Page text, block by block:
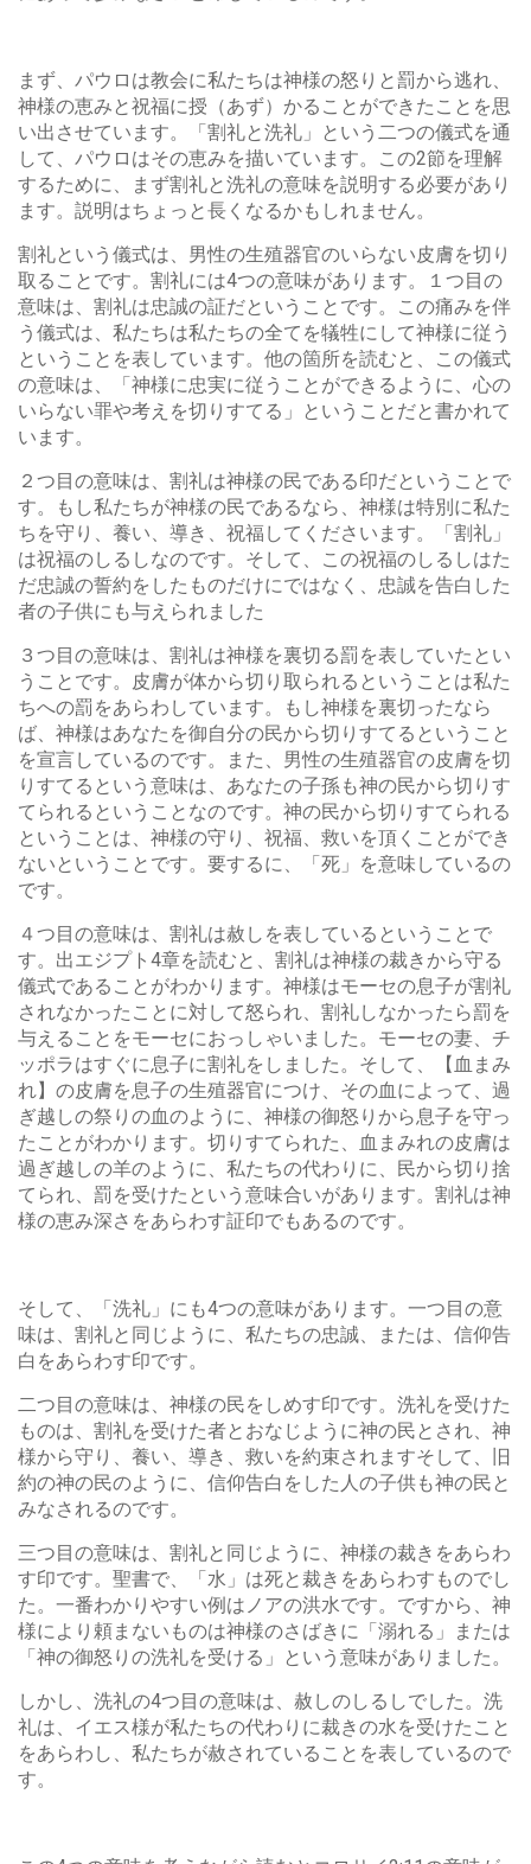
まず、パウロは教会に私たちは神様の怒りと罰から逃れ、
神様の恵みと祝福に授（あず）かることができたことを思
い出させています。「割礼と洗礼」という二つの儀式を通
して、パウロはその恵みを描いています。この2節を理解
するために、まず割礼と洗礼の意味を説明する必要があり
ます。説明はちょっと長くなるかもしれません。
割礼という儀式は、男性の生殖器官のいらない皮膚を切り
取ることです。割礼には4つの意味があります。１つ目の
意味は、割礼は忠誠の証だということです。この痛みを伴
う儀式は、私たちは私たちの全てを犠牲にして神様に従う
ということを表しています。他の箇所を読むと、この儀式
の意味は、「神様に忠実に従うことができるように、心の
いらない罪や考えを切りすてる」ということだと書かれて
います。
２つ目の意味は、割礼は神様の民である印だということで
す。もし私たちが神様の民であるなら、神様は特別に私た
ちを守り、養い、導き、祝福してくださいます。「割礼」
は祝福のしるしなのです。そして、この祝福のしるしはた
だ忠誠の誓約をしたものだけにではなく、忠誠を告白した
者の子供にも与えられました
３つ目の意味は、割礼は神様を裏切る罰を表していたとい
うことです。皮膚が体から切り取られるということは私た
ちへの罰をあらわしています。もし神様を裏切ったなら
ば、神様はあなたを御自分の民から切りすてるということ
を宣言しているのです。また、男性の生殖器官の皮膚を切
りすてるという意味は、あなたの子孫も神の民から切りす
てられるということなのです。神の民から切りすてられる
ということは、神様の守り、祝福、救いを頂くことができ
ないということです。要するに、「死」を意味しているの
です。
４つ目の意味は、割礼は赦しを表しているということで
す。出エジプト4章を読むと、割礼は神様の裁きから守る
儀式であることがわかります。神様はモーセの息子が割礼
されなかったことに対して怒られ、割礼しなかったら罰を
与えることをモーセにおっしゃいました。モーセの妻、チ
ッポラはすぐに息子に割礼をしました。そして、【血まみ
れ】の皮膚を息子の生殖器官につけ、その血によって、過
ぎ越しの祭りの血のように、神様の御怒りから息子を守っ
たことがわかります。切りすてられた、血まみれの皮膚は
過ぎ越しの羊のように、私たちの代わりに、民から切り捨
てられ、罰を受けたという意味合いがあります。割礼は神
様の恵み深さをあらわす証印でもあるのです。
そして、「洗礼」にも4つの意味があります。一つ目の意
味は、割礼と同じように、私たちの忠誠、または、信仰告
白をあらわす印です。
二つ目の意味は、神様の民をしめす印です。洗礼を受けた
ものは、割礼を受けた者とおなじように神の民とされ、神
様から守り、養い、導き、救いを約束されますそして、旧
約の神の民のように、信仰告白をした人の子供も神の民と
みなされるのです。
三つ目の意味は、割礼と同じように、神様の裁きをあらわ
す印です。聖書で、「水」は死と裁きをあらわすものでし
た。一番わかりやすい例はノアの洪水です。ですから、神
様により頼まないものは神様のさばきに「溺れる」または
「神の御怒りの洗礼を受ける」という意味がありました。
しかし、洗礼の4つ目の意味は、赦しのしるしでした。洗
礼は、イエス様が私たちの代わりに裁きの水を受けたこと
をあらわし、私たちが赦されていることを表しているので
す。